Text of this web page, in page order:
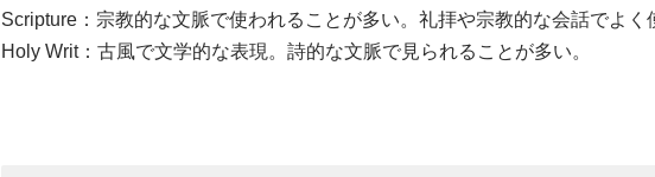
Scripture：宗教的な文脈で使われることが多い。礼拝や宗教的な会話でよく
Holy Writ：古風で文学的な表現。詩的な文脈で見られることが多い。